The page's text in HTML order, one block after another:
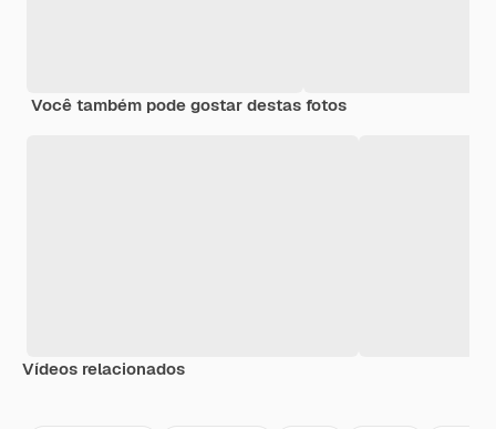
Você também pode gostar destas fotos
Vídeos relacionados